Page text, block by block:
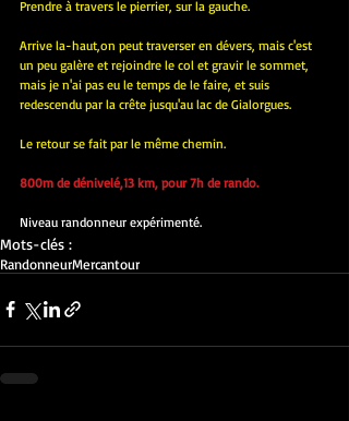
Prendre à travers le pierrier, sur la gauche.
Arrive la-haut,on peut traverser en dévers, mais c'est
un peu galère et rejoindre le col et gravir le sommet,
mais je n'ai pas eu le temps de le faire, et suis
redescendu par la crête jusqu'au lac de Gialorgues.
Le retour se fait par le même chemin.
800m de dénivelé,13 km, pour 7h de rando.
Niveau randonneur expérimenté.
Mots-clés :
RandonneurMercantour